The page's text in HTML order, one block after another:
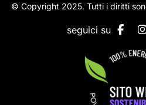
© Copyright 2025. Tutti i diritti
seguici su